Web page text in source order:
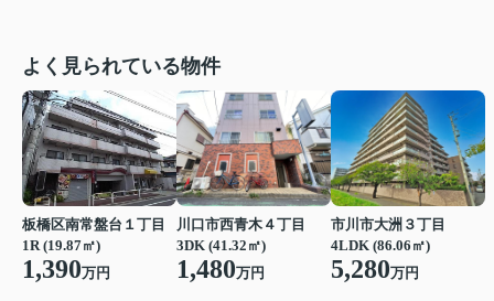
よく見られている物件
板橋区南常盤台１丁目
1R (19.87㎡)
1,390万円
川口市西青木４丁目
3DK (41.32㎡)
1,480万円
市川市大洲３丁目
4LDK (86.06㎡)
5,280万円